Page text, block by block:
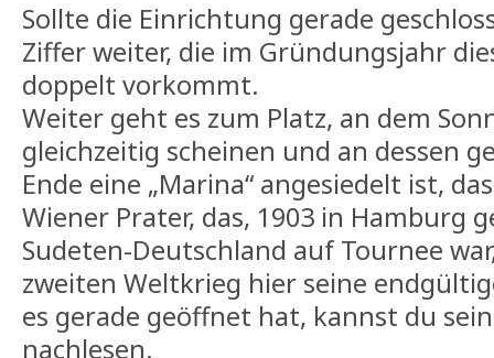
Sollte die Einrichtung gerade
Ziffer weiter, die im Gründungsjahr
doppelt vorkommt.
Weiter geht es zum Platz, an dem
gleichzeitig scheinen und an dessen
Ende eine „Marina“ angesiedelt ist,
Wiener Prater, das, 1903 in Hamburg
Sudeten-Deutschland auf Tournee
zweiten Weltkrieg hier seine
es gerade geöffnet hat, kannst du
nachlesen.